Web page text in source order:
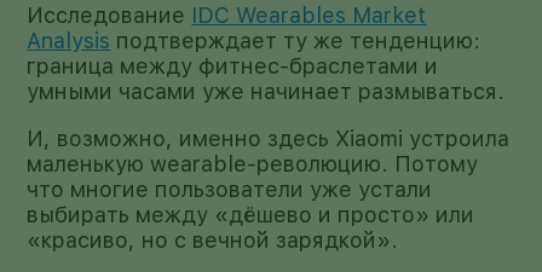
Исследование IDC Wearables Market
Analysis подтверждает ту же тенденцию:
граница между фитнес-браслетами и
умными часами уже начинает размываться.
И, возможно, именно здесь Xiaomi устроила
маленькую wearable-революцию. Потому
что многие пользователи уже устали
выбирать между «дёшево и просто» или
«красиво, но с вечной зарядкой».